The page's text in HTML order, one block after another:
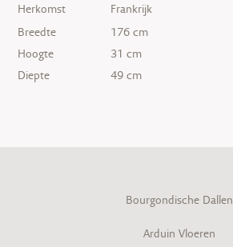
Herkomst
Frankrijk
Breedte
176 cm
Hoogte
31 cm
Diepte
49 cm
Bourgondische Dallen
Arduin Vloeren